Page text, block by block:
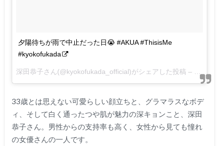
夕陽待ちが雨で中止だった日😭 #AKUA #ThisisMe
#kyokofukada
33歳とは思えない可愛らしい顔立ちと、グラマラスなボデ
ィ、そして白く通ったつや肌が魅力の深キョンこと、深田
恭子さん。男性からの支持率も高く、女性から見ても憧れ
の女優さんの一人です。